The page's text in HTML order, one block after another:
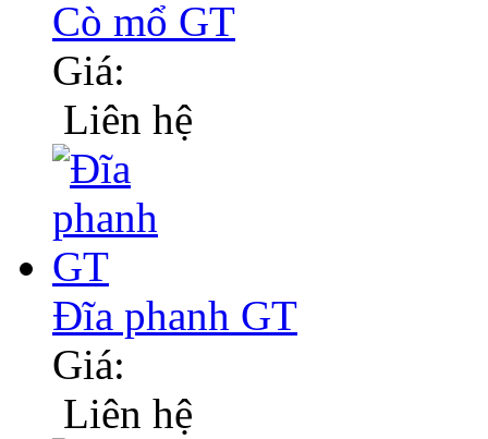
Cò mổ GT
Giá:
Liên hệ
Đĩa phanh GT
Giá:
Liên hệ